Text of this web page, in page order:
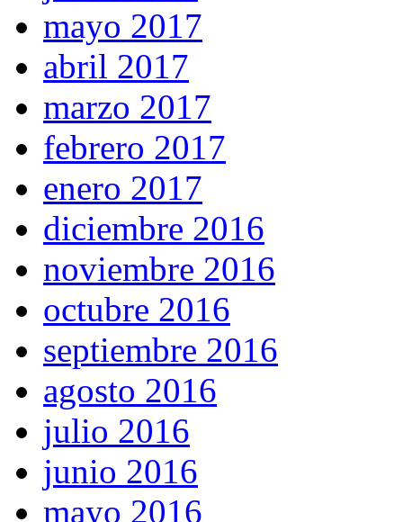
mayo 2017
abril 2017
marzo 2017
febrero 2017
enero 2017
diciembre 2016
noviembre 2016
octubre 2016
septiembre 2016
agosto 2016
julio 2016
junio 2016
mayo 2016